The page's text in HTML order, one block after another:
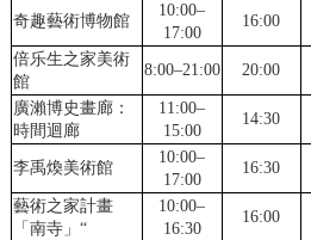
奇趣藝術博物館
10:00–
17:00
16:00
倍乐生之家美術
館
8:00–21:00 20:00
廣瀨博史畫廊：
時間迴廊
11:00–
15:00
14:30
李禹煥美術館
10:00–
17:00
16:30
藝術之家計畫
「南寺」“
10:00–
16:30
16:00